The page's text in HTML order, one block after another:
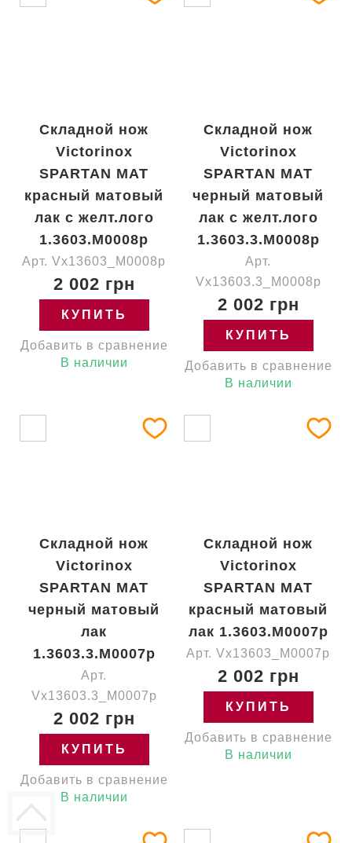
Складной нож
Victorinox
SPARTAN MAT
красный матовый
лак с желт.лого
1.3603.M0008p
Арт. Vx13603_M0008p
2 002 грн
КУПИТЬ
Добавить в сравнение
В наличии
Складной нож
Victorinox
SPARTAN MAT
черный матовый
лак с желт.лого
1.3603.3.M0008p
Арт.
Vx13603.3_M0008p
2 002 грн
КУПИТЬ
Добавить в сравнение
В наличии
Складной нож
Victorinox
SPARTAN MAT
черный матовый
лак
1.3603.3.M0007p
Арт.
Vx13603.3_M0007p
2 002 грн
КУПИТЬ
Добавить в сравнение
В наличии
Складной нож
Victorinox
SPARTAN MAT
красный матовый
лак 1.3603.M0007p
Арт. Vx13603_M0007p
2 002 грн
КУПИТЬ
Добавить в сравнение
В наличии